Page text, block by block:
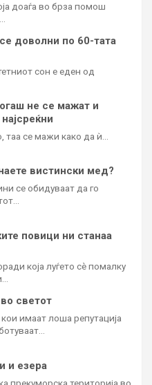
доаѓа во брза помош
доволни по 60-тата
сон е еден од
не се мажат и
таа се мажи како да ѝ…
вистински мед?
се обидуваат да го
повици ни станаа
која луѓето сè помалку
светот
имаат лоша репутација
и езера